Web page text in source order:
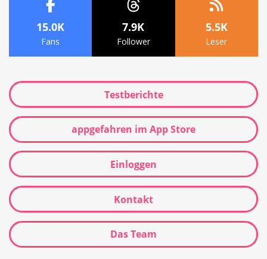
15.0K
Fans
7.9K
Follower
5.5K
Leser
Testberichte
appgefahren im App Store
Einloggen
Kontakt
Das Team